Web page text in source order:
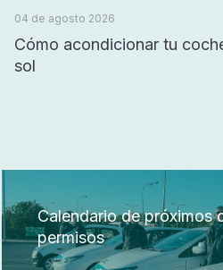
04 de agosto 2026
Cómo acondicionar tu
sol
Calendario de próximos
permisos